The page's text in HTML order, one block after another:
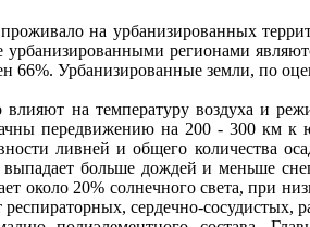
на урбанизированных
урбанизированными регионами
66%. Урбанизированные земли, по
на температуру воздуха и
передвижению на 200 - 300 км к
ливней и общего количества
больше дождей и меньше
около 20% солнечного света, при
сердечно-сосудистых,